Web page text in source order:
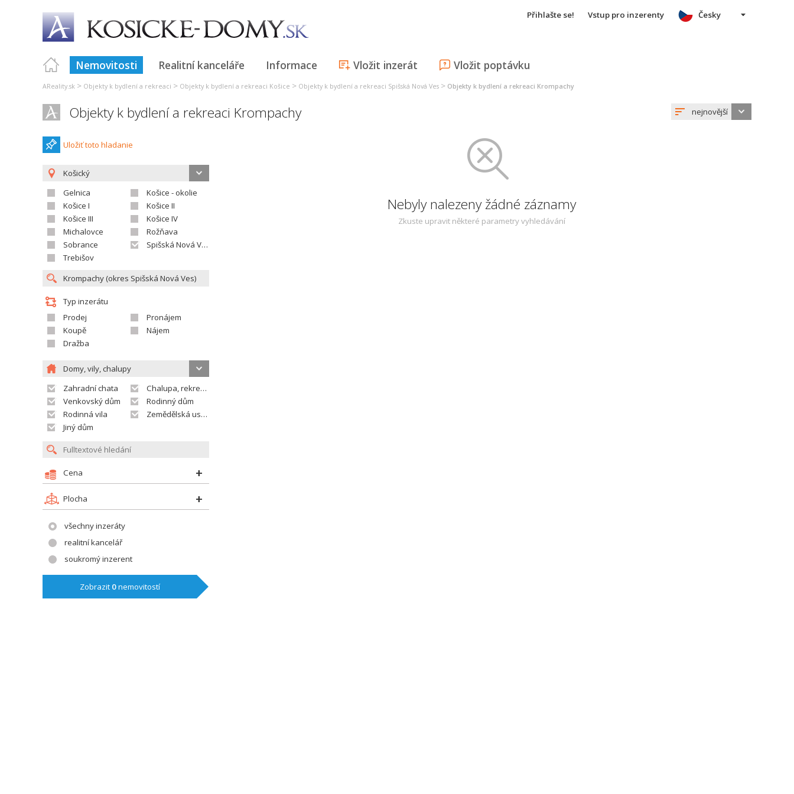
Přihlašte se! Vstup pro inzerenty
Nemovitosti Realitní kanceláře Informace Vložit inzerát Vložit poptávku
Česky
AReality.sk > Objekty k bydlení a rekreaci > Objekty k bydlení a rekreaci Košice > Objekty k bydlení a rekreaci Spišská Nová Ves > Objekty k bydlení a rekreaci Krompachy
Objekty k bydlení a rekreaci Krompachy nejnovější
Uložiť toto hladanie
Košický
Gelnica
Košice - okolie
Košice I
Košice II
Košice III
Košice IV
Michalovce
Rožňava
Sobrance
Spišská Nová Ves
Trebišov
Typ inzerátu
Prodej
Pronájem
Koupě
Nájem
Dražba
Domy, vily, chalupy
Zahradní chata
Chalupa, rekreační domek
Venkovský dům
Rodinný dům
Rodinná vila
Zemědělská usedlost
Jiný dům
Cena
Plocha
všechny inzeráty
realitní kancelář
soukromý inzerent
Zobrazit 0nemovitostí
Nebyly nalezeny žádné záznamy
Zkuste upravit některé parametry vyhledávání